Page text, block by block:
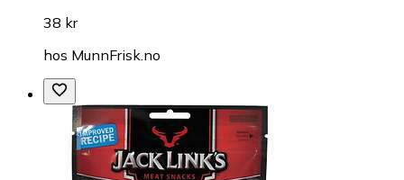
38 kr
hos MunnFrisk.no